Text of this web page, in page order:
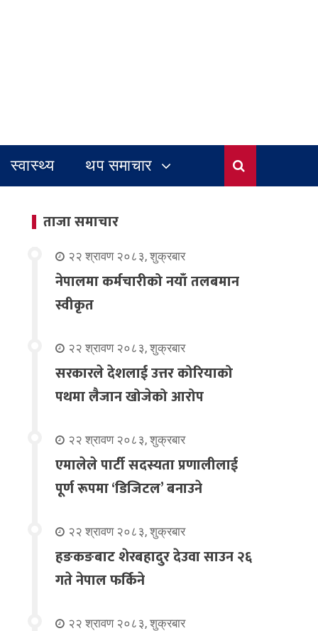
स्वास्थ्य थप समाचार
ताजा समाचार
२२ श्रावण २०८३, शुक्रबार
नेपालमा कर्मचारीको नयाँ तलबमान
स्वीकृत
२२ श्रावण २०८३, शुक्रबार
सरकारले देशलाई उत्तर कोरियाको
पथमा लैजान खोजेको आरोप
२२ श्रावण २०८३, शुक्रबार
एमालेले पार्टी सदस्यता प्रणालीलाई
पूर्ण रूपमा ‘डिजिटल’ बनाउने
२२ श्रावण २०८३, शुक्रबार
हङकङबाट शेरबहादुर देउवा साउन २६
गते नेपाल फर्किने
२२ श्रावण २०८३, शुक्रबार